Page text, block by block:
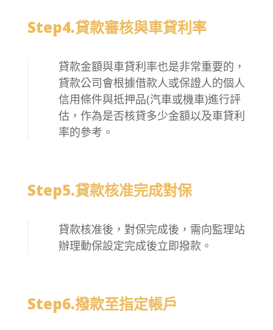
Step4.貸款審核與車貸利率
貸款金額與車貸利率也是非常重要的，
貸款公司會根據借款人或保證人的個人
信用條件與抵押品(汽車或機車)進行評
估，作為是否核貸多少金額以及車貸利
率的參考。
Step5.貸款核准完成對保
貸款核准後，對保完成後，需向監理站
辦理動保設定完成後立即撥款。
Step6.撥款至指定帳戶